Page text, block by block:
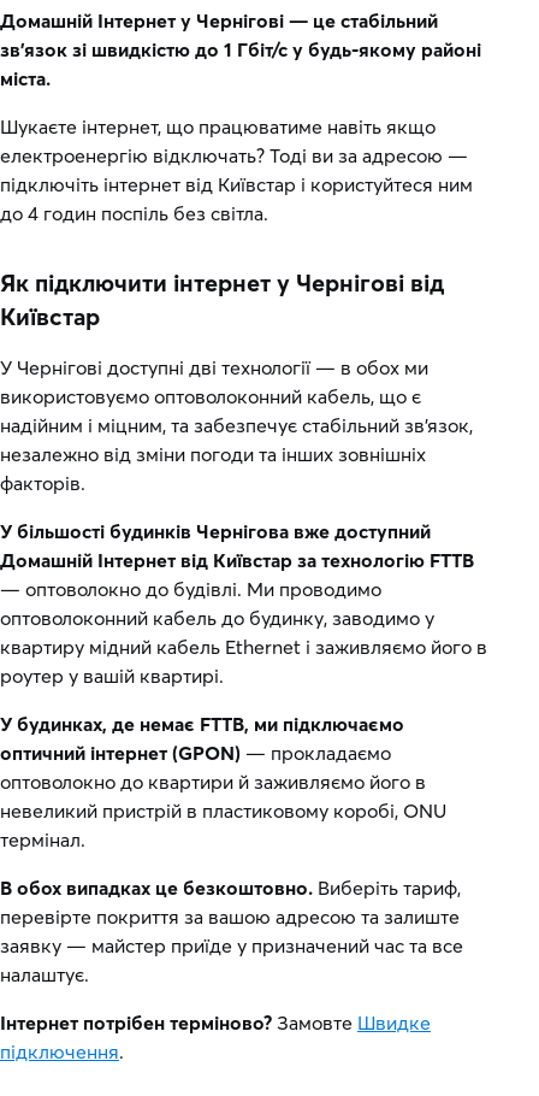
Домашній Інтернет у Чернігові — це стабільний
зв’язок зі швидкістю до 1 Гбіт/с у будь-якому районі
міста.
Шукаєте інтернет, що працюватиме навіть якщо
електроенергію відключать? Тоді ви за адресою —
підключіть інтернет від Київстар і користуйтеся ним
до 4 годин поспіль без світла.
Як підключити інтернет у Чернігові від
Київстар
У Чернігові доступні дві технології — в обох ми
використовуємо оптоволоконний кабель, що є
надійним і міцним, та забезпечує стабільний зв’язок,
незалежно від зміни погоди та інших зовнішніх
факторів.
У більшості будинків Чернігова вже доступний
Домашній Інтернет від Київстар за технологію FTTB
— оптоволокно до будівлі. Ми проводимо
оптоволоконний кабель до будинку, заводимо у
квартиру мідний кабель Ethernet і заживляємо його в
роутер у вашій квартирі.
У будинках, де немає FTTB, ми підключаємо
оптичний інтернет (GPON) — прокладаємо
оптоволокно до квартири й заживляємо його в
невеликий пристрій в пластиковому коробі, ONU
термінал.
В обох випадках це безкоштовно. Виберіть тариф,
перевірте покриття за вашою адресою та залиште
заявку — майстер приїде у призначений час та все
налаштує.
Інтернет потрібен терміново? Замовте Швидке
підключення.